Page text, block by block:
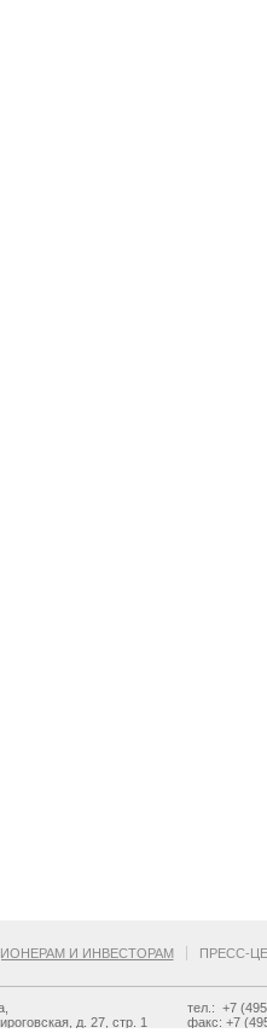
И ИНВЕСТОРАМ ПРЕСС-
д. 27, стр. 1
тел.: +7
факс: +7